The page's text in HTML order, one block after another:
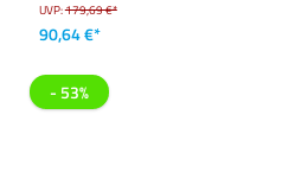
UVP:179,69 €*
90,64 €*
- 53%